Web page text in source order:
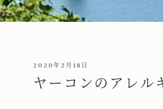
2020年2月18日
ヤーコンのアレル